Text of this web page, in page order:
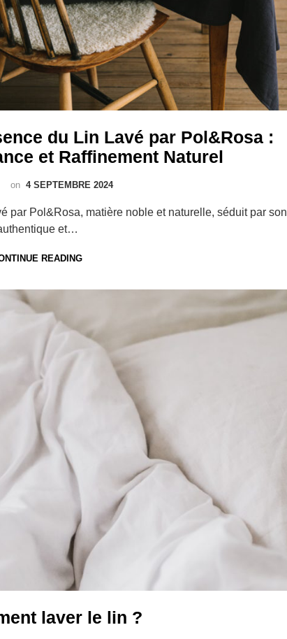
du Lin Lavé par Pol&Rosa :
et Raffinement Naturel
on 4 SEPTEMBRE 2024
par Pol&Rosa, matière noble et naturelle, séduit par son
et…
READING
laver le lin ?